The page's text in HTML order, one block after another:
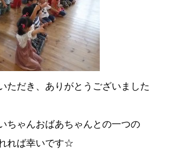
ただき、ありがとうございました
ちゃんおばあちゃんとの一つの
れば幸いです☆